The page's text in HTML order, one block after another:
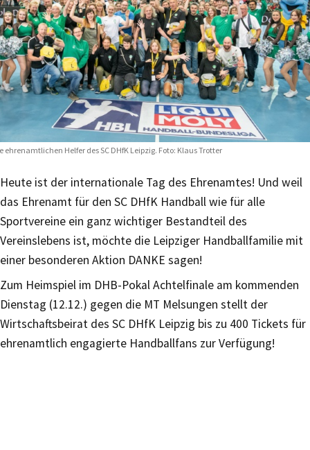
ehrenamtlichen Helfer des SC DHfK Leipzig. Foto: Klaus Trotter
Heute ist der internationale Tag des Ehrenamtes! Und weil
das Ehrenamt für den SC DHfK Handball wie für alle
Sportvereine ein ganz wichtiger Bestandteil des
Vereinslebens ist, möchte die Leipziger Handballfamilie mit
einer besonderen Aktion DANKE sagen!
Zum Heimspiel im DHB-Pokal Achtelfinale am kommenden
Dienstag (12.12.) gegen die MT Melsungen stellt der
Wirtschaftsbeirat des SC DHfK Leipzig bis zu 400 Tickets für
ehrenamtlich engagierte Handballfans zur Verfügung!